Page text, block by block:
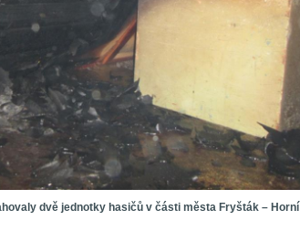
dvě jednotky hasičů v části města Fryšták – Horní